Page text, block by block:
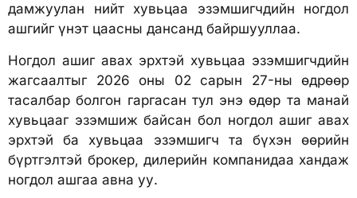
дамжуулан нийт хувьцаа эзэмшигчдийн ногдол
ашгийг үнэт цаасны дансанд байршууллаа.
Ногдол ашиг авах эрхтэй хувьцаа эзэмшигчдийн
жагсаалтыг 2026 оны 02 сарын 27-ны өдрөөр
тасалбар болгон гаргасан тул энэ өдөр та манай
хувьцааг эзэмшиж байсан бол ногдол ашиг авах
эрхтэй ба хувьцаа эзэмшигч та бүхэн өөрийн
бүртгэлтэй брокер, дилерийн компанидаа хандаж
ногдол ашгаа авна уу.